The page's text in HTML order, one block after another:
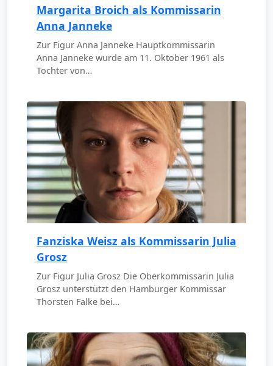
Margarita Broich als Kommissarin
Anna Janneke
Zur Figur Anna Janneke Hauptkommissarin
Anna Janneke wurde am 11. Oktober 1961 als
Tochter von…
Fanziska Weisz als Kommissarin Julia
Grosz
Zur Figur Julia Grosz Die Oberkommissarin Julia
Grosz unterstützt den Hamburger Kommissar
Thorsten Falke bei…